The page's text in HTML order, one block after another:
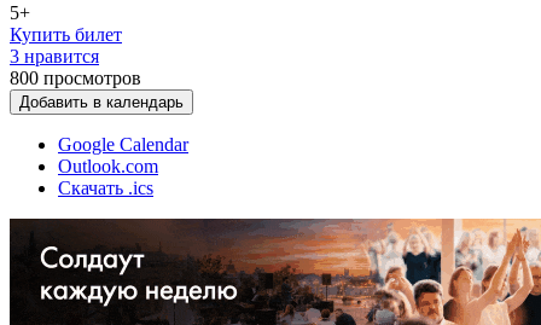
5+
Купить билет
3 нравится
800 просмотров
Добавить в календарь
Google Calendar
Outlook.com
Скачать .ics